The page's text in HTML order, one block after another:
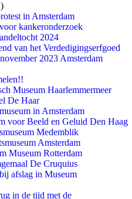
in Amsterdam
kankeronderzoek
2024
van het Verdedigingserfgoed
2023 Amsterdam
Museum Haarlemmermeer
De Haar
in Amsterdam
voor Beeld en Geluid Den Haag
Medemblik
Amsterdam
Museum Rotterdam
De Cruquius
afslag in Museum
in de tijd met de